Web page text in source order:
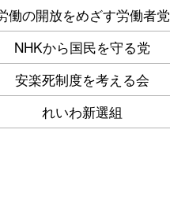
働の開放をめざす労働者党
NHKから国民を守る党
安楽死制度を考える会
れいわ新選組